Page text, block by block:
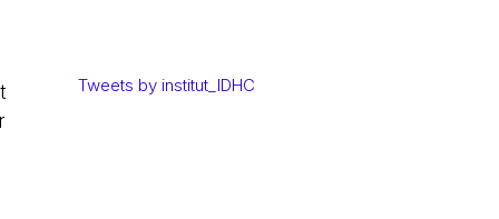
Tweets by institut_IDHC